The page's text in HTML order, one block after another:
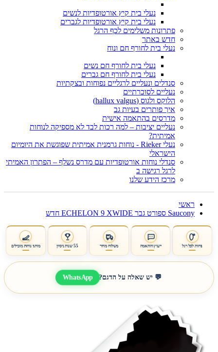
נעלי בית קיץ אורטופדיות לנשים
נעלי בית קיץ אורטופדיות לגברים
פתרונות משלימים לכף הרגל
חדש באתר
נעלי בית לחורף חם ונוח
נעלי בית לחורף חם נשים
נעלי בית לחורף חם גברים
סנדלים ונעליים לרגליים נפוחות ובצקתיות
נעליים לסוכרתיים
הלוקס ולגוס (hallux valgus)
איך פותרים בעיות גב
מדרסים בהתאמה אישית
נעליים יציבות – למה רכות לבד לא מספיקה לנוחות
אמיתית?
נעלי Rieker - נוחות גרמנית אמיתית שפוגשת את היומיום
הישראלי
סנדלי נוחות אורטופדיות עם מדרס נשלף – הפתרון האמיתי
לרגל רגישה ב
מרכז הידע שלנו
ראשי
Saucony ספורט גבר ECHELON 9 XWIDE חדש
נוחות לכל רגל ייעוץ והתאמה משלוח מהיר 55 שנות ניסיון מותגי נוחות מובילים
💬 יש שאלה על הדגם? WhatsApp